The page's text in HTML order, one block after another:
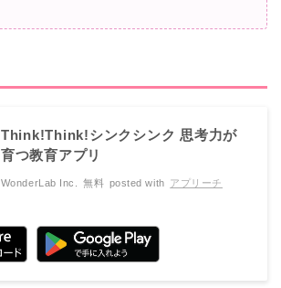
Think!Think!シンクシンク 思考力が
育つ教育アプリ
WonderLab Inc. 無料 posted with アプリーチ